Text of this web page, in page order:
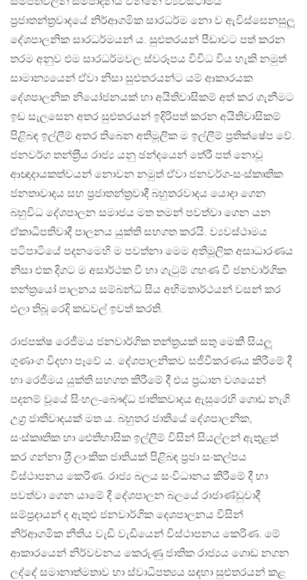
ප‍්‍රජාතන්ත‍්‍රවාදයේ නිර්ආගමික සාරධර්ම නො ව ඇවිස්සෙනසුලූ
දේශපාලනික සාරධර්මයන් ය. සුළුතරයන් පීඩාවට පත් කරන
තරම අනුව එම සාරධර්මවල ස්වරූපය විවිධ විය හැකි නමුත්
සාමාන්‍යයෙන් ඒවා නිසා සුළුතරයන්ට යම් ආකාරයක
දේශපාලනික නියෝජනයක් හා අයිතිවාසිකම් අත් කර ගැනීමට
ඉඩ සැලසෙන අතර සුළුතරයන් ඉදිරිපත් කරන අයිතිවාසිකම්
පිළිබඳ ඉල්ලීම් අතර තිබෙන අතිමූලික ම ඉල්ලීම් ප‍්‍රතික්ෂේප වේ.
ජනවර්ග තන්ත‍්‍රීය රාජ්‍ය යනු ඡන්දයෙන් තේරී පත් නොවූ
ආඥාදායකත්වයන් නොවන නමුත් ඒවා ජනවර්ග-සංස්කෘතික
ජනතාවාදය සහ ප‍්‍රජාතන්ත‍්‍රවාදී බහුතරවාදය යොදා ගෙන
බහුවිධ දේශපාලන සමාජය මත තමන් පවත්වා ගෙන යන
ඒකාධිපතිවාදී පාලනය යුක්ති සහගත කරයි. ව්‍යවස්ථාමය
පටිපාටියේ පදනමෙහි ම පවත්නා මෙම අතිමූලික අසාධාරණය
නිසා එක දිගට ම අසාර්ථක වී හා ගැටුම් ගහණ වී ජනවාර්ගික
තන්ත‍්‍රයෝ පාලනය සම්බන්ධ සිය අභිමතාර්ථයන් වසන් කර
එලා තිබූ රෙදි කඩවල් ඉවත් කරති.
රාජපක්ෂ රෙජීමය ජනවාර්ගික තන්ත‍්‍රයක් සතු මෙකී සියලූ
ගුණාංග විදහා පෑවේ ය. දේශපාලනිකව සජීවීකරණය කිරීමේ දී
හා රෙජීමය යුක්ති සහගත කිරීමේ දී එය ප‍්‍රධාන වශයෙන්
පදනම් වූයේ සිංහල-බෞද්ධ ජාතිකවාදය ඇසුරෙහි ගොඩ නැගි
උග‍්‍ර ජාතිවාදයක් මත ය. බහුතර ජාතියේ දේශපාලනික,
සංස්කෘතික හා ඓතිහාසික ඉල්ලීම් විසින් සියල්ලන් ඇතුළත්
කර ගන්නා ශ‍්‍රී ලාංකික ජාතියක් පිළිබඳ ප‍්‍රජා සංකල්පය
විස්ථාපනය කෙරිණ. රාජ්‍ය බලය සංවිධානය කිරීමේ දී හා
පවත්වා ගෙන යාමේ දී දේශපාලන බලයේ රාජාණ්ඩුවාදී
සම්ප‍්‍රදායන් ද ඇතුළු ජනවාර්ගික දෙශපාලනය විසින්
නිර්ආගමික නීතිය වැඩි වැඩියෙන් විස්ථාපනය කෙරිණ. මේ
ආකාරයෙන් නිර්වචනය කෙරුණු ජාතික රාජ්‍යය ගොඩ නගන
ලද්දේ සමානාත්මතාව හා ස්වාධිපත්‍යය සඳහා සුළුතරයන් කළ